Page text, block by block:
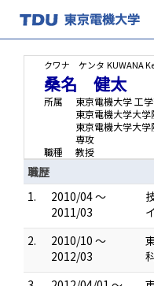
クワナ ケンタ KUWANA
桑名 健太
所属
東京電機大学 工
東京電機大学大
東京電機大学大
専攻
職種
教授
職歴
1.
2010/04 ～
2011/03
2.
2010/10 ～
2012/03